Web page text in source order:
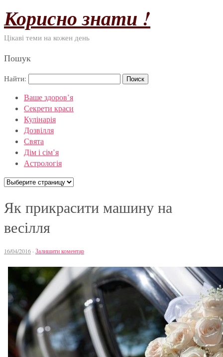
Корисно знати !
Цікаві теми на кожен день
Пошук
Найти:
Ваше здоров’я
Секрети краси
Кулінарія
Дозвілля
Свята
Дім і сім’я
Астрологія
Як прикрасити машину на
весілля
16/04/2016 · Залишити коментар